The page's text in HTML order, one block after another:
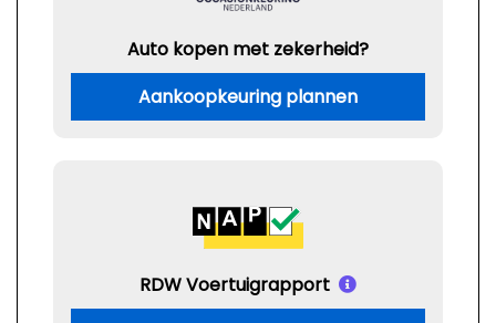
Auto kopen met zekerheid?
Aankoopkeuring plannen
RDW Voertuigrapport